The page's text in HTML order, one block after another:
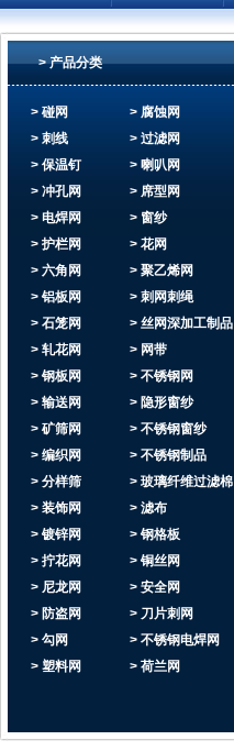
> 产品分类
> 碰网
> 刺线
> 保温钉
> 冲孔网
> 电焊网
> 护栏网
> 六角网
> 铝板网
> 石笼网
> 轧花网
> 钢板网
> 输送网
> 矿筛网
> 编织网
> 分样筛
> 装饰网
> 镀锌网
> 拧花网
> 尼龙网
> 防盗网
> 勾网
> 塑料网
> 腐蚀网
> 过滤网
> 喇叭网
> 席型网
> 窗纱
> 花网
> 聚乙烯网
> 刺网刺绳
> 丝网深加工制品
> 网带
> 不锈钢网
> 隐形窗纱
> 不锈钢窗纱
> 不锈钢制品
> 玻璃纤维过滤棉
> 滤布
> 钢格板
> 铜丝网
> 安全网
> 刀片刺网
> 不锈钢电焊网
> 荷兰网